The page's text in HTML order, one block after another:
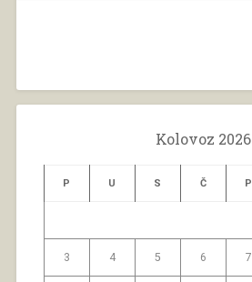
Kolovoz 2026
P U S Č P
3 4 5 6 7